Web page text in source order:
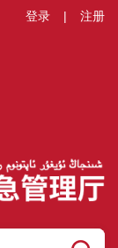
登录 | 注册